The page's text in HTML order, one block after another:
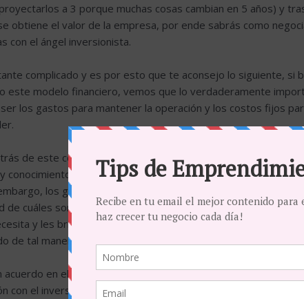
a 3 porque muchas cosas cambian en 5 años) y
obtiene el valor de la empresa, por ende sabrás como
con el ángel inversionista.
complicado y es por esto que te aconsejo lo siguiente, si
este modelo financiero, vemos que lo verdaderamente
los gastos para mantener la operación y los costos fijos
de este consejo? Los ingresos son estimaciones, basadas
conocimientos propios del emprendedor que pueden tener
los gastos no. Los fundadores de las compañías tienen
de cuáles son sus gastos y sus costos. Este dato dará
y les brindará a los inversionistas la tranquilidad de saber
de tal manera u otra y que durará por un tiempo determinado.
acuerdo en el monto de la inversión (gastos y costos),
con el inversionista que entrará, generalmente, a quedarse con